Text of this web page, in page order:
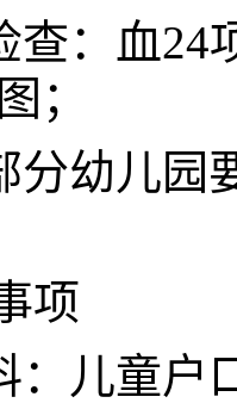
查：血24
；
分幼儿园
项
：儿童户